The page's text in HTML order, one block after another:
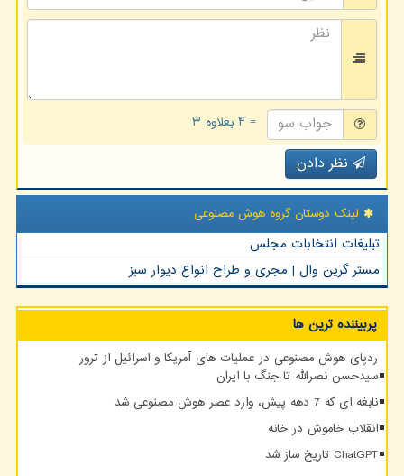
= ۴ بعلاوه ۳
نظر دادن
لینک دوستان گروه هوش مصنوعی
تبلیغات انتخابات مجلس
مستر گرین وال | مجری و طراح انواع دیوار سبز
پربیننده ترین ها
ردپای هوش مصنوعی در عملیات های آمریکا و اسرائیل از ترور
سیدحسن نصرالله تا جنگ با ایران
نابغه ای که 7 دهه پیش، وارد عصر هوش مصنوعی شد
انقلاب خاموش در خانه
ChatGPT تاریخ ساز شد